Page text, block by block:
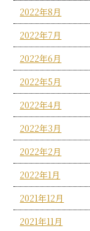
2022年8月
2022年7月
2022年6月
2022年5月
2022年4月
2022年3月
2022年2月
2022年1月
2021年12月
2021年11月